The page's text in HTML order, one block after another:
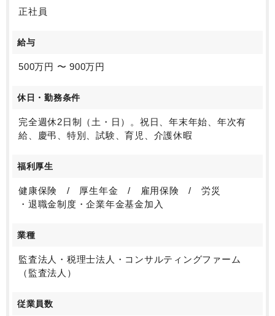
正社員
給与
500万円 〜 900万円
休日・勤務条件
完全週休2日制（土・日）。祝日、年末年始、年次有
給、慶弔、特別、試験、育児、介護休暇
福利厚生
健康保険 / 厚生年金 / 雇用保険 / 労災
・退職金制度・企業年金基金加入
業種
監査法人・税理士法人・コンサルティングファーム
（監査法人）
従業員数